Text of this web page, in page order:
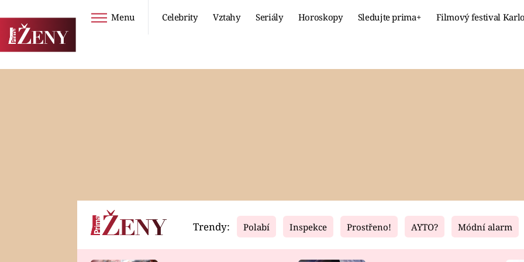
Menu Celebrity Vztahy Seriály Horoskopy Sledujte prima+ Filmový festival
Horoskopy Video Fresh Living
Trendy: Polabí Inspekce Prostřeno! AYTO? Módní alarm